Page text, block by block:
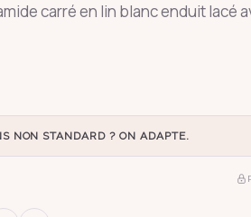
carré en lin blanc enduit lacé
NON STANDARD ? ON ADAPTE.